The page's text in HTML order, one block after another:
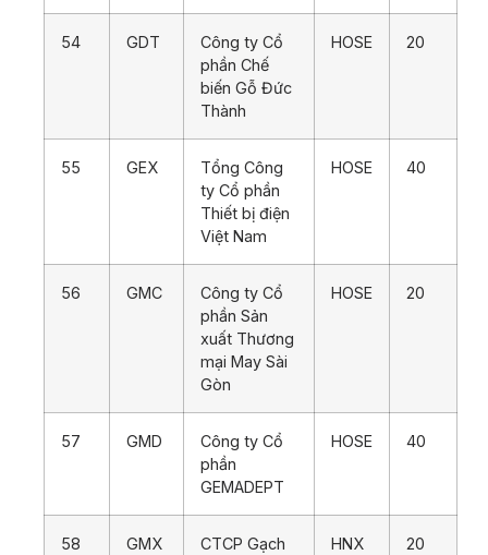
54 GDT
Công ty Cổ
phần Chế
biến Gỗ Đức
Thành
HOSE 20
55 GEX
Tổng Công
ty Cổ phần
Thiết bị điện
Việt Nam
HOSE 40
56 GMC
Công ty Cổ
phần Sản
xuất Thương
mại May Sài
Gòn
HOSE 20
57 GMD
Công ty Cổ
phần
GEMADEPT
HOSE 40
58 GMX CTCP Gạch HNX 20